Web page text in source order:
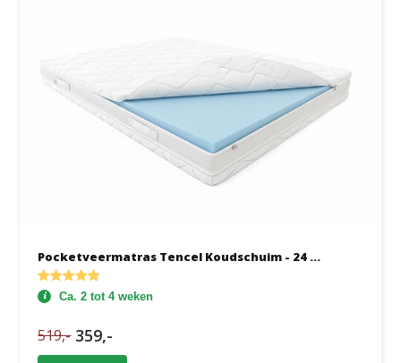
Pocketveermatras Tencel Koudschuim - 24 ...
Ca. 2 tot 4 weken
519,- 359,-